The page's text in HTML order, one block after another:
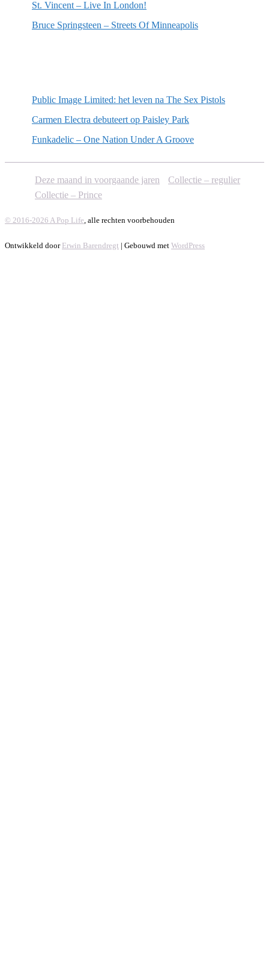
St. Vincent – Live In London!
Bruce Springsteen – Streets Of Minneapolis
Public Image Limited: het leven na The Sex Pistols
Carmen Electra debuteert op Paisley Park
Funkadelic – One Nation Under A Groove
Deze maand in voorgaande jaren
Collectie – regulier
Collectie – Prince
© 2016-2026 A Pop Life , alle rechten voorbehouden
Ontwikkeld door Erwin Barendregt | Gebouwd met WordPress